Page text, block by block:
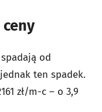
od
ten spadek.
zł/m-c – o 3,9